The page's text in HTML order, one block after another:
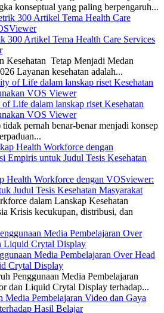
konseptual yang paling berpengaruh...
300 Artikel Tema Health Care Services
Kesehatan Tetap Menjadi Medan
Layanan kesehatan adalah...
Life dalam lanskap riset Kesehatan
VOS Viewer
pernah benar-benar menjadi konsep
Health Workforce dengan VOSviewer:
Judul Tesis Kesehatan Masyarakat
dalam Lanskap Kesehatan
Krisis kecukupan, distribusi, dan
Media Pembelajaran Over Head
Crytal Display
Penggunaan Media Pembelajaran
dan Liquid Crytal Display terhadap...